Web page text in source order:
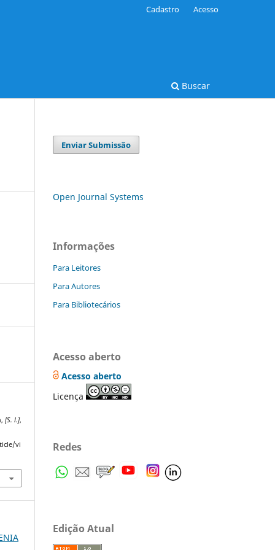
Buscar
Cadastro Acesso
,[S. l.],
vi
Enviar Submissão
Open Journal Systems
Informações
Para Leitores
Para Autores
Para Bibliotecários
Acesso aberto
Acesso aberto
Licença
Redes
Edição Atual